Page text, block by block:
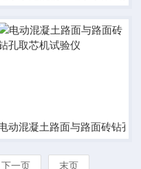
数真空饱水试验机
动混凝土路面与路面砖钻孔
下一页 末页